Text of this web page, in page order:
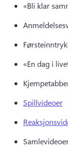
«Bli klar
«En dag i
Spillvideoer